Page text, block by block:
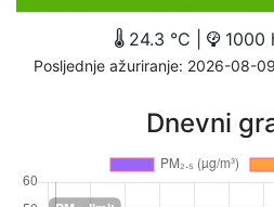
24.3 °C | 1000
Posljednje ažuriranje: 2026-08-
Dnevni